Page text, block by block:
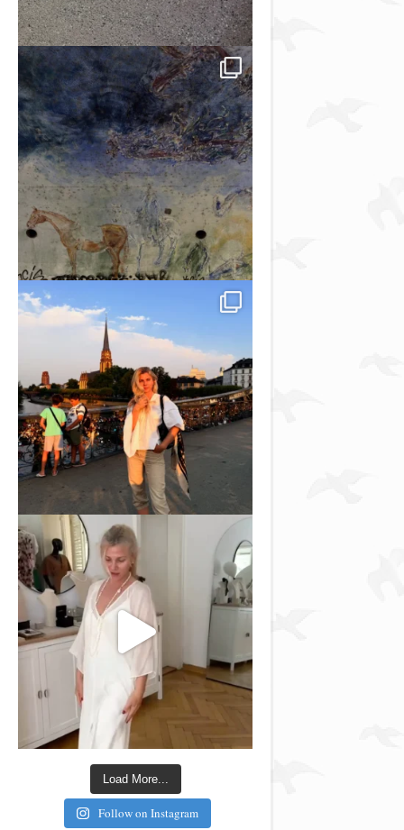
Load More...
Follow on Instagram